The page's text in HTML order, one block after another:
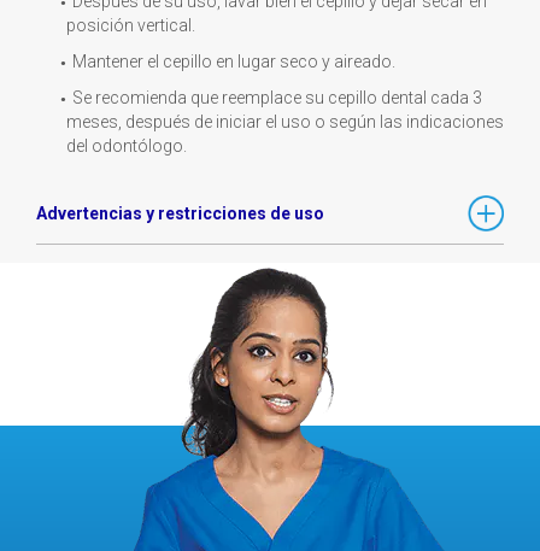
Advertencias y restricciones de uso
posición vertical.
Mantener el cepillo en lugar seco y aireado.
Se recomienda que reemplace su cepillo dental cada 3
meses, después de iniciar el uso o según las indicaciones
del odontólogo.